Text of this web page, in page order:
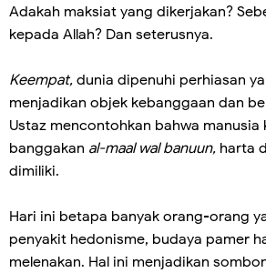
Adakah maksiat yang dikerjakan?
kepada Allah? Dan seterusnya.
Keempat, dunia dipenuhi perhiasan
menjadikan objek kebanggaan dan
Ustaz mencontohkan bahwa
banggakan al-maal wal banuun, harta
dimiliki.
Hari ini betapa banyak orang-orang
penyakit hedonisme, budaya pamer
melenakan. Hal ini menjadikan